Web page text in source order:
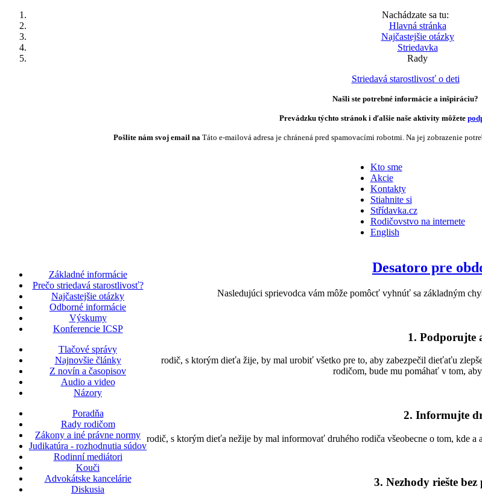
Nachádzate sa tu:
Hlavná stránka
Najčastejšie otázky
Striedavka
Rady
Striedavá starostlivosť o deti
Našli ste potrebné informácie a inšpiráciu?
Prevádzku týchto stránok i ďalšie naše aktivity môžete
Pošlite nám svoj email na Táto e-mailová adresa je chránená pred spamovacími robotmi. Na jej zobrazenie
Kto sme
Akcie
Kontakty
Stiahnite si
Střídavka.cz
Rodičovstvo na internete
English
Základné informácie
Prečo striedavá starostlivosť?
Najčastejšie otázky
Odborné informácie
Výskumy
Konferencie ICSP
Tlačové správy
Najnovšie články
Z novín a časopisov
Audio a video
Názory
Poradňa
Rady rodičom
Zákony a iné právne normy
Judikatúra - rozhodnutia súdov
Rodinní mediátori
Kouči
Advokátske kancelárie
Diskusia
Desatoro pre
Nasledujúci sprievodca vám môže pomôcť vyhnúť sa základným
1. Podporujte
rodič, s ktorým dieťa žije, by mal urobiť všetko pre to, aby zabezpečil dieťaťu
rodičom, bude mu pomáhať v tom,
2. Informujte
rodič, s ktorým dieťa nežije by mal informovať druhého rodiča všeobecne o tom, kde
3. Nezhody riešte